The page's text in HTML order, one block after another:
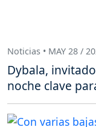
Noticias • MAY 28 /
Dybala,
noche clave